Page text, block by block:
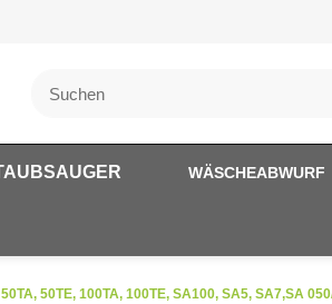
WÄSCHEABWURF
50TE, 100TA, 100TE, SA100, SA5, SA7,SA